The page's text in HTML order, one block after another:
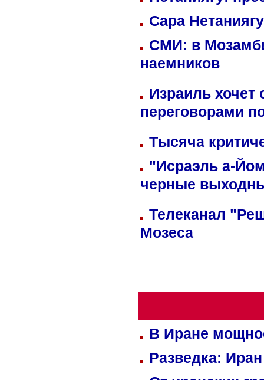
Сара
СМИ: в
наемников
Израиль хочет
переговорами
Тысяча
"Исраэль а-
черные
Телеканал
Мозеса
В Иране
Разведка: